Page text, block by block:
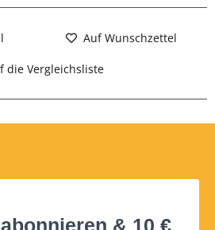
Auf Wunschzettel
die Vergleichsliste